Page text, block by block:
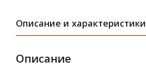
Описание и характеристики
Описание